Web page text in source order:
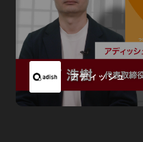
アディッシュ